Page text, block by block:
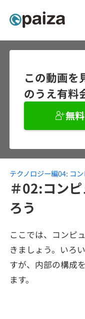
求人検索
インタビュー
転職成功ガイド
転職エージェント
未経験転職
インタビュー
転職成功ガイド
本選考
インターン
新卒エージェント
イベント・セミナー
学習
講座一覧
問題集
4択課題
ナレッジ
スキルチェック
プログラミング言語
SQL
評価結果一覧
ゲーム・マンガ
メディア
Tech Team Journal
この動画を
のうえ有料
無
テクノロジー編04: コ
＃02:コン
ろう
ここでは、コンピ
きましょう。いろ
すが、内部の構成
ます。